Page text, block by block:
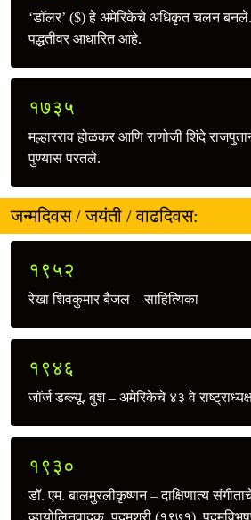
‘डॉलर’ ($) हे अमेरिकेचे अधिकृत चलन
पद्धतीवर आधारित आहे.
१७३५
मल्हारराव होळकर आणि राणोजी शिंदे
पुण्यास परतले.
जन्मदिवस / जयंती / वाढदिवस:
१९५२
रेखा शिवकुमार बैजल – साहित्यिका
१९४६
जॉर्ज डब्ल्यू. बुश – अमेरिकेचे ४३ वे
१९३०
डॉ. एम. बालमुरलीकृष्णन – दाक्षिणात्य
व्हायोलिनवादक, पद्मश्री (१९७१),